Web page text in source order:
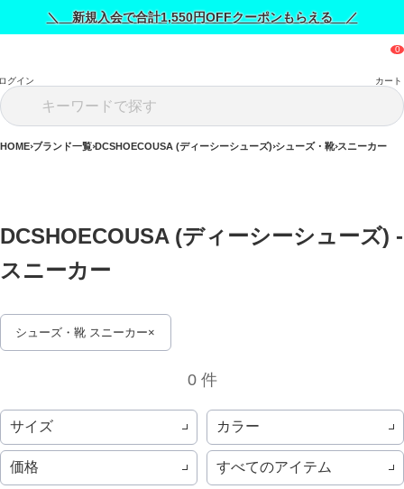
＼ 新規入会で合計1,550円OFFクーポンもらえる ／
グイン カート
HOME ブランド一覧 DCSHOECOUSA (ディーシーシューズ) シューズ・靴 スニーカー
DCSHOECOUSA (ディーシーシューズ) -
スニーカー
シューズ・靴 スニーカー
0 件
サイズ カラー
価格 すべてのアイテム